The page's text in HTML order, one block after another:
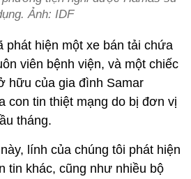
Ảnh: IDF
phát hiện một xe bán tải chứa
viên bệnh viện, và một chiếc
hữu của gia đình Samar
con tin thiệt mạng do bị đơn vị
tháng.
lính của chúng tôi phát hiện
tin khác, cũng như nhiều bộ